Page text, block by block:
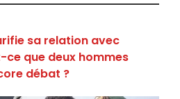
sa relation avec
ce que deux hommes
débat ?